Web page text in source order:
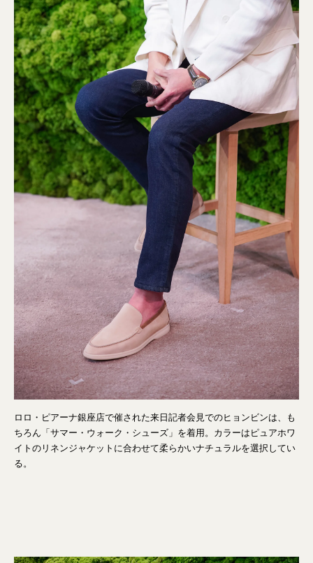
ロロ・ピアーナ銀座店で催された来日記者会見でのヒョンビンは、も
ちろん「サマー・ウォーク・シューズ」を着用。カラーはピュアホワ
イトのリネンジャケットに合わせて柔らかいナチュラルを選択してい
る。